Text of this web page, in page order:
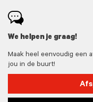
We helpen je graag!
Maak heel eenvoudig een
jou in de buurt!